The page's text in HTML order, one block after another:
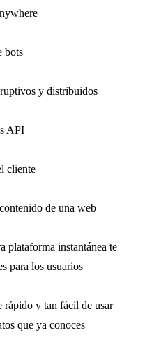
bots
y distribuidos
API
cliente
de una web
plataforma instantánea te
para los usuarios
rápido y tan fácil de usar
que ya conoces